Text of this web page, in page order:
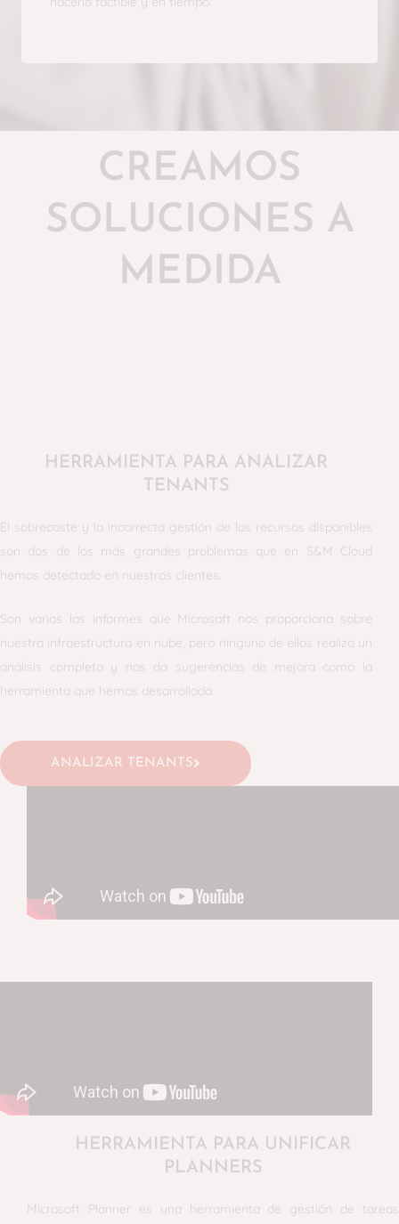
CREAMOS
SOLUCIONES A
MEDIDA
HERRAMIENTA PARA ANALIZAR
TENANTS
El sobrecoste y la incorrecta gestión de los recursos disponibles
son dos de los más grandes problemas que en S&M Cloud
hemos detectado en nuestros clientes.
Son varios los informes que Microsoft nos proporciona sobre
nuestra infraestructura en nube, pero ninguno de ellos realiza un
análisis completo y nos da sugerencias de mejora como la
herramienta que hemos desarrollado.
ANALIZAR TENANTS
HERRAMIENTA PARA UNIFICAR
PLANNERS
Microsoft Planner es una herramienta de gestión de tareas